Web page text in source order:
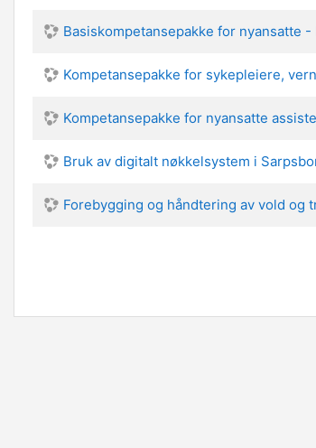
Basiskompetansepakke for nyansatte
Kompetansepakke for sykepleiere,
Kompetansepakke for nyansatte
Bruk av digitalt nøkkelsystem i
Forebygging og håndtering av vold og